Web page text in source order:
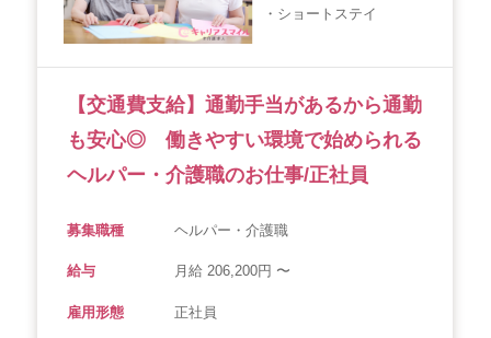
会社概要 個人情報保護方針
お知らせ 採用担当者様へ サイトマップ
・ショートステイ
【交通費支給】通勤手当があるから通勤
も安心◎ 働きやすい環境で始められる
ヘルパー・介護職のお仕事/正社員
募集職種 ヘルパー・介護職
給与 月給 206,200円 〜
雇用形態 正社員